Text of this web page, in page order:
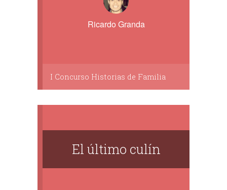
Ricardo Granda
I Concurso Historias de Familia
El último culín